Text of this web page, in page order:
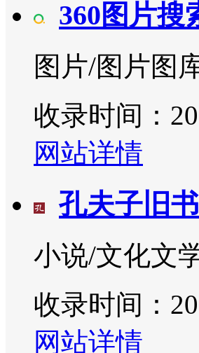
360图片搜
图片/图片图
收录时间：
网站详情
孔夫子旧
小说/文化文
收录时间：
网站详情